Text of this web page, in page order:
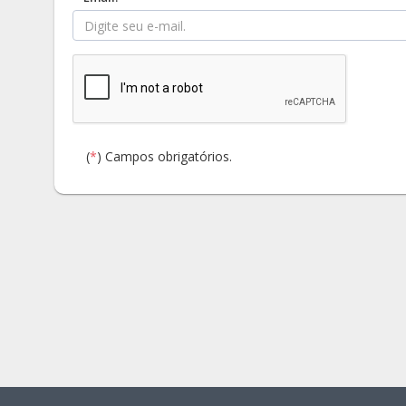
(*) Campos obrigatórios.